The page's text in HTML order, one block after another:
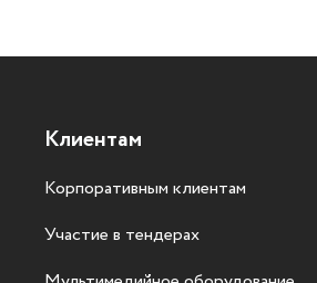
Клиентам
Корпоративным клиентам
Участие в тендерах